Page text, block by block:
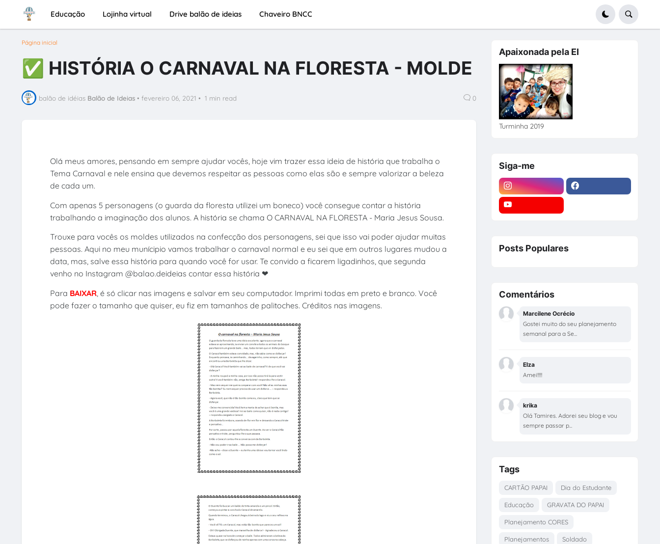
Educação Lojinha virtual Drive balão de ideias Chaveiro BNCC
Página inicial
✅ HISTÓRIA O CARNAVAL NA FLORESTA - MOLDE
balão de idéias Balão de Ideias • fevereiro 06, 2021 • 1 min read 0
Olá meus amores, pensando em sempre ajudar vocês, hoje vim trazer essa ideia de história que trabalha o
Tema Carnaval e nele ensina que devemos respeitar as pessoas como elas são e sempre valorizar a beleza
de cada um.
Com apenas 5 personagens (o guarda da floresta utilizei um boneco) você consegue contar a história
trabalhando a imaginação dos alunos. A história se chama O CARNAVAL NA FLORESTA - Maria Jesus Sousa.
Trouxe para vocês os moldes utilizados na confecção dos personagens, sei que isso vai poder ajudar muitas
pessoas. Aqui no meu munícipio vamos trabalhar o carnaval normal e eu sei que em outros lugares mudou a
data, mas, salve essa história para quando você for usar. Te convido a ficarem ligadinhos, que segunda
venho no Instagram @balao.deideias contar essa história ❤
Para BAIXAR, é só clicar nas imagens e salvar em seu computador. Imprimi todas em preto e branco. Você
pode fazer o tamanho que quiser, eu fiz em tamanhos de palitoches. Créditos nas imagens.
Apaixonada pela EI
Turminha 2019
Siga-me
Posts Populares
Comentários
Marcilene Ocrécio
Gostei muito do seu planejamento
semanal para a Se...
Elza
Amei!!!!!
krika
Olá Tamires. Adorei seu blog e vou
sempre passar p...
Tags
CARTÃO PAPAI Dia do Estudante
Educação GRAVATA DO PAPAI
Planejamento CORES
Planejamentos Soldado